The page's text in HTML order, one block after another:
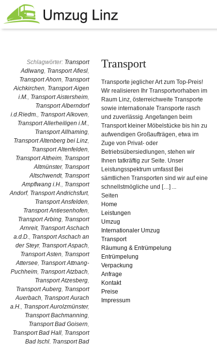
Schlagwörter: Transport
Adlwang, Transport Afiesl,
Transport Ahorn, Transport
Aichkirchen, Transport Aigen
i.M., Transport Aistersheim,
Transport Alberndorf
i.d.Riedm., Transport Alkoven,
Transport Allerheiligen i.M.,
Transport Allhaming,
Transport Altenberg bei Linz,
Transport Altenfelden,
Transport Altheim, Transport
Altmünster, Transport
Altschwendt, Transport
Ampflwang i.H., Transport
Andorf, Transport Andrichsfurt,
Transport Ansfelden,
Transport Antiesenhofen,
Transport Arbing, Transport
Arnreit, Transport Aschach
a.d.D., Transport Aschach an
der Steyr, Transport Aspach,
Transport Asten, Transport
Attersee, Transport Attnang-
Puchheim, Transport Atzbach,
Transport Atzesberg,
Transport Auberg, Transport
Auerbach, Transport Aurach
a.H., Transport Aurolzmünster,
Transport Bachmanning,
Transport Bad Goisern,
Transport Bad Hall, Transport
Bad Ischl, Transport Bad
Transport
Transporte jeglicher Art zum Top-Preis!
Wir realisieren Ihr Transportvorhaben im
Raum Linz, österreichweite Transporte
sowie internationale Transporte rasch
und zuverlässig. Angefangen beim
Transport kleiner Möbelstücke bis hin zu
aufwendigen Großaufträgen, etwa im
Zuge von Privat- oder
Betriebsübersiedlungen, stehen wir
Ihnen tatkräftig zur Seite. Unser
Leistungsspektrum umfasst Bei
sämtlichen Transporten sind wir auf eine
schnellstmögliche und […] ...
Seiten
Home
Leistungen
Umzug
Internationaler Umzug
Transport
Räumung & Entrümpelung
Entrümpelung
Verpackung
Anfrage
Kontakt
Preise
Impressum